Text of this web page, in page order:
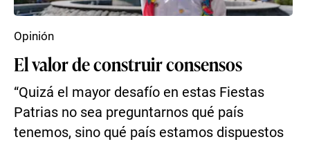
El valor de construir consensos
“Quizá el mayor desafío en estas Fiestas
Patrias no sea preguntarnos qué país
tenemos, sino qué país estamos dispuestos
Opinión